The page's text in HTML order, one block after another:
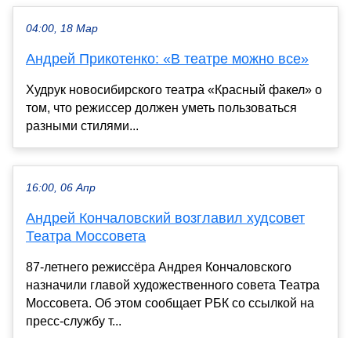
04:00, 18 Мар
Андрей Прикотенко: «В театре можно все»
Худрук новосибирского театра «Красный факел» о
том, что режиссер должен уметь пользоваться
разными стилями...
16:00, 06 Апр
Андрей Кончаловский возглавил худсовет
Театра Моссовета
87-летнего режиссёра Андрея Кончаловского
назначили главой художественного совета Театра
Моссовета. Об этом сообщает РБК со ссылкой на
пресс-службу т...